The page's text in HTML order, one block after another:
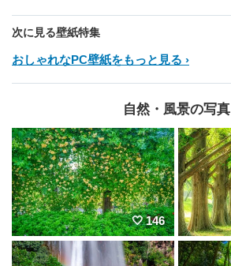
次に見る壁紙特集
おしゃれなPC壁紙をもっと見る
自然・風景の写真
146